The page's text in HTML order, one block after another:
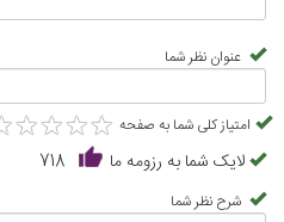
عنوان نظر شما
امتیاز کلی شما به صفحه ★★★★
★★★★
لایک شما به رزومه ما 718
شرح نظر شما